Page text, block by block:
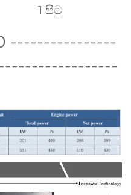
1 පිටු
----------------